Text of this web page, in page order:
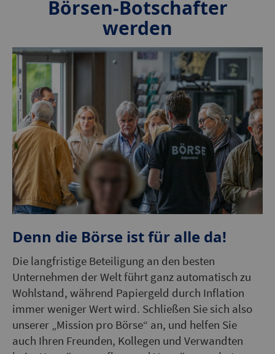
Börsen-Botschafter
werden
Denn die Börse ist für alle da!
Die langfristige Beteiligung an den besten
Unternehmen der Welt führt ganz automatisch zu
Wohlstand, während Papiergeld durch Inflation
immer weniger Wert wird. Schließen Sie sich also
unserer „Mission pro Börse“ an, und helfen Sie
auch Ihren Freunden, Kollegen und Verwandten